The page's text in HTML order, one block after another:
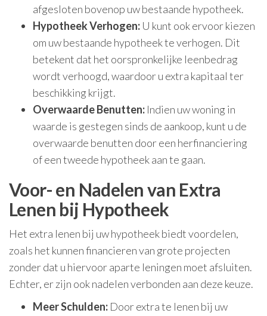
afgesloten bovenop uw bestaande hypotheek.
Hypotheek Verhogen: U kunt ook ervoor kiezen
om uw bestaande hypotheek te verhogen. Dit
betekent dat het oorspronkelijke leenbedrag
wordt verhoogd, waardoor u extra kapitaal ter
beschikking krijgt.
Overwaarde Benutten: Indien uw woning in
waarde is gestegen sinds de aankoop, kunt u de
overwaarde benutten door een herfinanciering
of een tweede hypotheek aan te gaan.
Voor- en Nadelen van Extra
Lenen bij Hypotheek
Het extra lenen bij uw hypotheek biedt voordelen,
zoals het kunnen financieren van grote projecten
zonder dat u hiervoor aparte leningen moet afsluiten.
Echter, er zijn ook nadelen verbonden aan deze keuze.
Meer Schulden: Door extra te lenen bij uw